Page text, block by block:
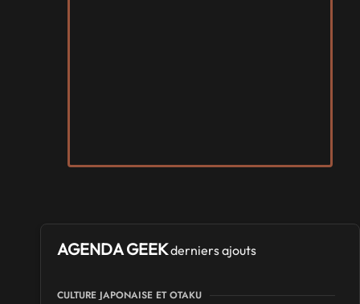
AGENDA GEEKderniers ajouts
CULTURE JAPONAISE ET OTAKU